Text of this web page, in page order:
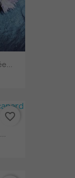
favorite_border